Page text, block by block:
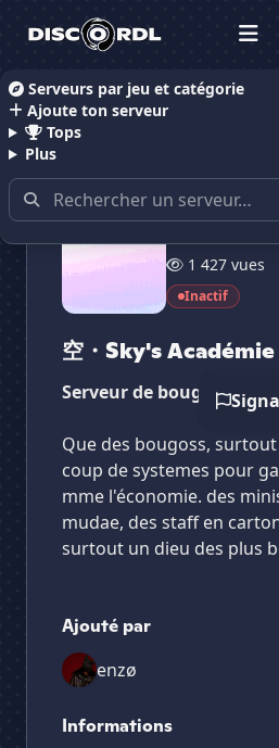
Serveurs par jeu et catégorie
Ajoute ton serveur
Tops
Plus
Accueil Serveurs Discord
1 427 vues
Inactif
空・Sky's Académie
Serveur de bougoss
Que des bougoss,
coup de systemes pour
mme l'économie. des
mudae, des staff en
surtout un dieu des plus
Ajouté par
enzø
Informations
Vote pour空・Sky's
空・Sky's
Es-tu sûr de vouloir
serveur ?
Supprimer
空・Sky's